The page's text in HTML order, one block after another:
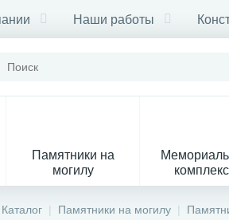
Наши работы
Памятники на
могилу
Каталог Памятники на могилу